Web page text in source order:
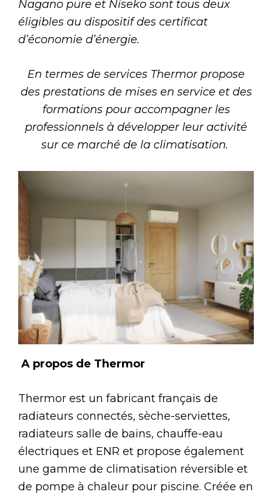
Nagano pure et Niseko sont tous deux
éligibles au dispositif des certificat
d’économie d’énergie.
En termes de services Thermor propose
des prestations de mises en service et des
formations pour accompagner les
professionnels à développer leur activité
sur ce marché de la climatisation.
A propos de Thermor
Thermor est un fabricant français de
radiateurs connectés, sèche-serviettes,
radiateurs salle de bains, chauffe-eau
électriques et ENR et propose également
une gamme de climatisation réversible et
de pompe à chaleur pour piscine. Créée en